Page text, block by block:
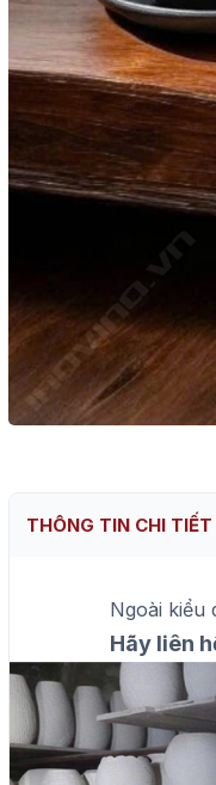
THÔNG TIN CHI TIẾT
Ngoài kiểu
Hãy liên